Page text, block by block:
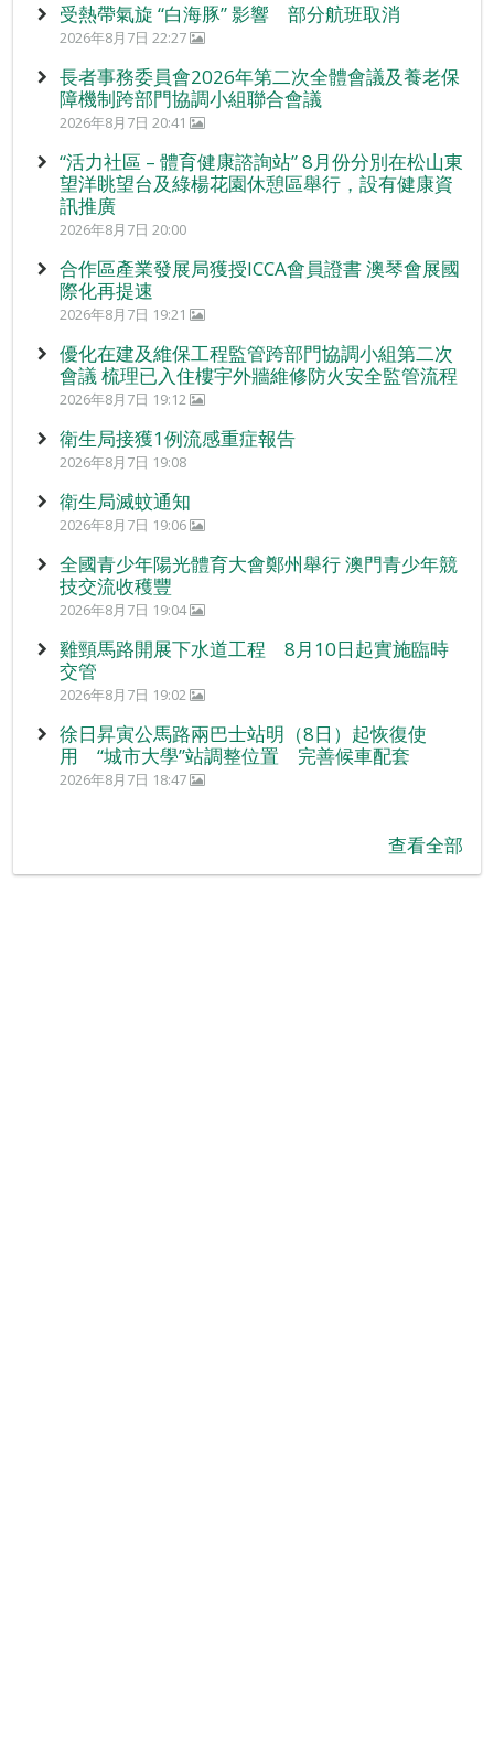
受熱帶氣旋 “白海豚” 影響 部分航班取消
2026年8月7日 22:27
長者事務委員會2026年第二次全體會議及養老保
障機制跨部門協調小組聯合會議
2026年8月7日 20:41
“活力社區 – 體育健康諮詢站” 8月份分別在松山東
望洋眺望台及綠楊花園休憩區舉行，設有健康資
訊推廣
2026年8月7日 20:00
合作區產業發展局獲授ICCA會員證書 澳琴會展國
際化再提速
2026年8月7日 19:21
優化在建及維保工程監管跨部門協調小組第二次
會議 梳理已入住樓宇外牆維修防火安全監管流程
2026年8月7日 19:12
衛生局接獲1例流感重症報告
2026年8月7日 19:08
衛生局滅蚊通知
2026年8月7日 19:06
全國青少年陽光體育大會鄭州舉行 澳門青少年競
技交流收穫豐
2026年8月7日 19:04
雞頸馬路開展下水道工程 8月10日起實施臨時
交管
2026年8月7日 19:02
徐日昇寅公馬路兩巴士站明（8日）起恢復使
用 “城市大學”站調整位置 完善候車配套
2026年8月7日 18:47
查看全部